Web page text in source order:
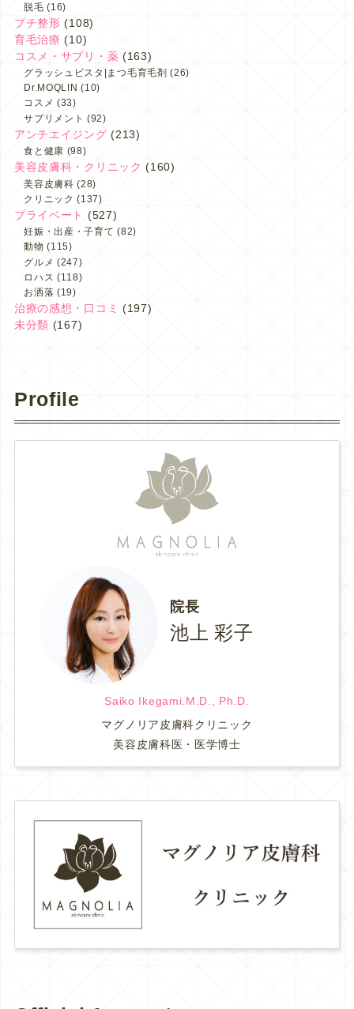
脱毛 (16)
プチ整形 (108)
育毛治療 (10)
コスメ・サプリ・薬 (163)
グラッシュビスタ|まつ毛育毛剤 (26)
Dr.MOQLIN (10)
コスメ (33)
サプリメント (92)
アンチエイジング (213)
食と健康 (98)
美容皮膚科・クリニック (160)
美容皮膚科 (28)
クリニック (137)
プライベート (527)
妊娠・出産・子育て (82)
動物 (115)
グルメ (247)
ロハス (118)
お洒落 (19)
治療の感想・口コミ
(197)
未分類 (167)
Profile
院長
池上 彩子
Saiko Ikegami.M.D., Ph.D.
マグノリア皮膚科クリニック
美容皮膚科医・医学博士